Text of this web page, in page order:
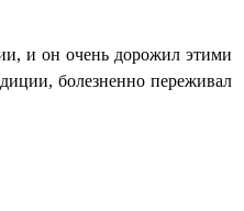
и он очень дорожил этими
болезненно переживал